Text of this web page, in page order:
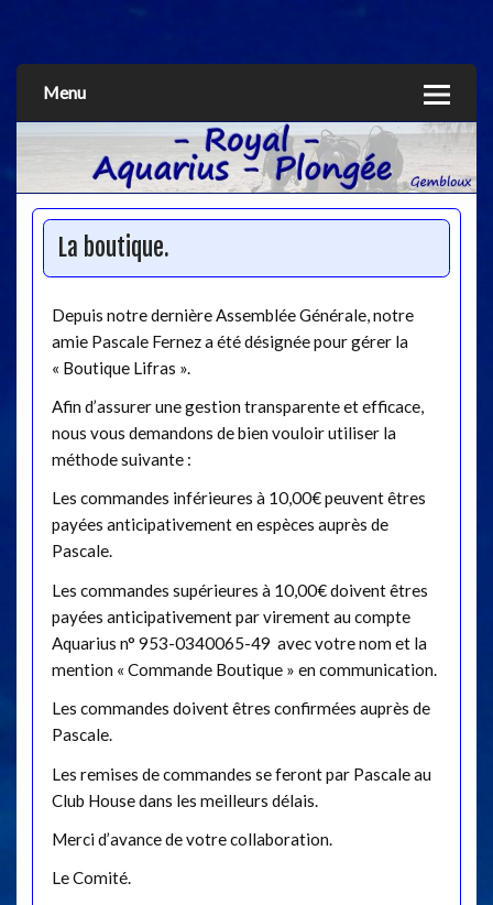
Menu
La boutique.
Depuis notre dernière Assemblée Générale, notre
amie Pascale Fernez a été désignée pour gérer la
« Boutique Lifras ».
Afin d’assurer une gestion transparente et efficace,
nous vous demandons de bien vouloir utiliser la
méthode suivante :
Les commandes inférieures à 10,00€ peuvent êtres
payées anticipativement en espèces auprès de
Pascale.
Les commandes supérieures à 10,00€ doivent êtres
payées anticipativement par virement au compte
Aquarius n° 953-0340065-49 avec votre nom et la
mention « Commande Boutique » en communication.
Les commandes doivent êtres confirmées auprès de
Pascale.
Les remises de commandes se feront par Pascale au
Club House dans les meilleurs délais.
Merci d’avance de votre collaboration.
Le Comité.